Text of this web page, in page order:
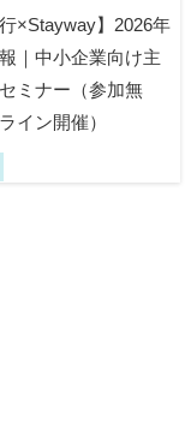
行×Stayway】2026年
｜中小企業向け主
ミナー（参加無
イン開催）